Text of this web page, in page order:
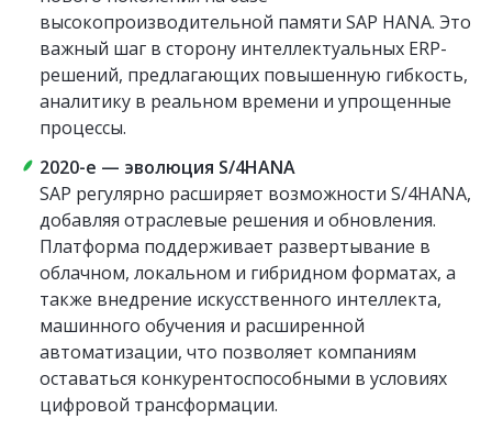
высокопроизводительной памяти SAP HANA. Это
важный шаг в сторону интеллектуальных ERP-
решений, предлагающих повышенную гибкость,
аналитику в реальном времени и упрощенные
процессы.
2020-е — эволюция S/4HANA
SAP регулярно расширяет возможности S/4HANA,
добавляя отраслевые решения и обновления.
Платформа поддерживает развертывание в
облачном, локальном и гибридном форматах, а
также внедрение искусственного интеллекта,
машинного обучения и расширенной
автоматизации, что позволяет компаниям
оставаться конкурентоспособными в условиях
цифровой трансформации.